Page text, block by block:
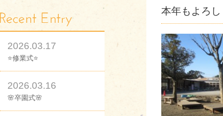
2026.03.17
⭐修業式⭐
2026.03.16
🌸卒園式🌸
本年もよろ